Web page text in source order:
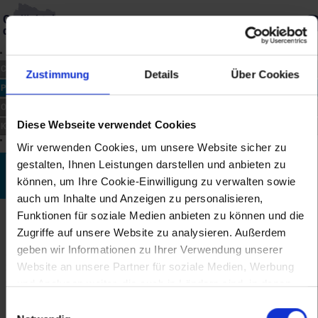
Zustimmung Details Über Cookies
Diese Webseite verwendet Cookies
Wir verwenden Cookies, um unsere Website sicher zu
gestalten, Ihnen Leistungen darstellen und anbieten zu
können, um Ihre Cookie-Einwilligung zu verwalten sowie
auch um Inhalte und Anzeigen zu personalisieren,
Funktionen für soziale Medien anbieten zu können und die
Zugriffe auf unsere Website zu analysieren. Außerdem
geben wir Informationen zu Ihrer Verwendung unserer
Website an unsere Partner für soziale Medien, Werbung
und Analysen weiter, die auch in Ländern sind, in denen
Gedächtnis
des Landes
Merkliste
CHRONIK
PERSONEN
KUNST
Adam Weissenhofer
*10.9.1663 bis †4.12.1719
Biographie
Der in Ybbsitz geborene Komponist war Benediktiner des Stiftes
Seitenstetten. Er legte 1683 seine Profess ab und wurde 1688
zum Priester geweiht. Von 1687 bis 1693 war er Studienpräfekt im